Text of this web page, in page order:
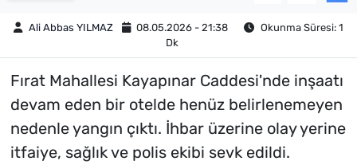
Ali Abbas YILMAZ 08.05.2026 - 21:38
Okunma Süresi: 1
Dk
Fırat Mahallesi Kayapınar Caddesi'nde inşaatı
devam eden bir otelde henüz belirlenemeyen
nedenle yangın çıktı. İhbar üzerine olay yerine
itfaiye, sağlık ve polis ekibi sevk edildi.